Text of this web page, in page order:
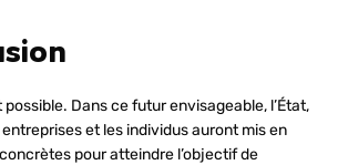
Dans ce futur envisageable, l’État,
et les individus auront mis en
pour atteindre l’objectif de